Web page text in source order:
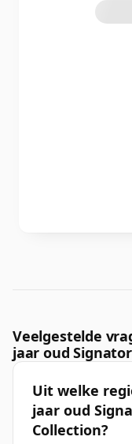
Veelgestelde
jaar oud
Uit welke
jaar oud
Collection?